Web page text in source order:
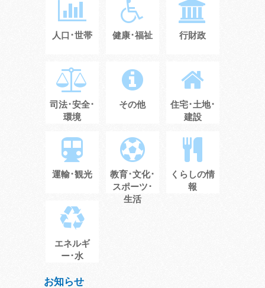
人口･世帯 健康･福祉 行財政
司法･安全･
環境
その他
住宅･土地･
建設
運輸･観光
教育･文化･
スポーツ･
生活
くらしの情
報
エネルギ
ー･水
お知らせ